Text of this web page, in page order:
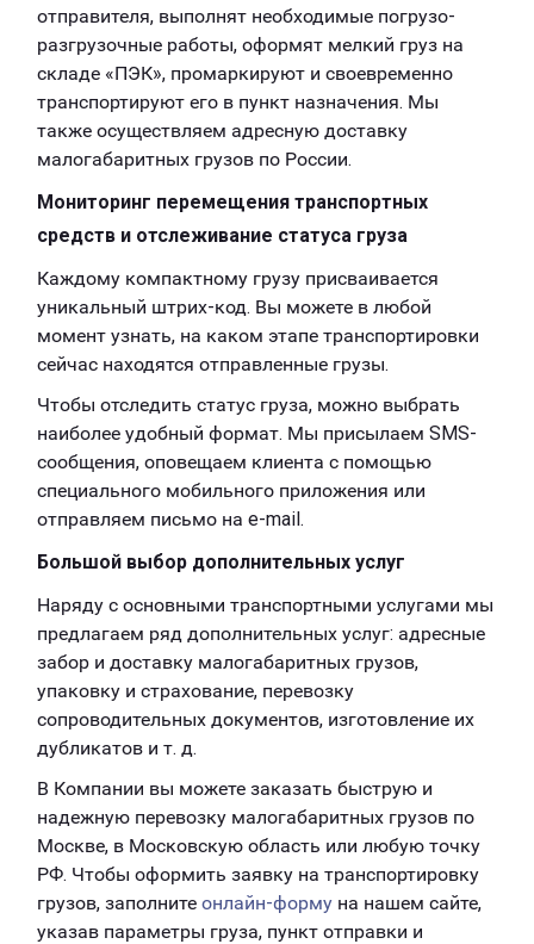
отправителя, выполнят необходимые погрузо-
разгрузочные работы, оформят мелкий груз на
складе «ПЭК», промаркируют и своевременно
транспортируют его в пункт назначения. Мы
также осуществляем адресную доставку
малогабаритных грузов по России.
Мониторинг перемещения транспортных
средств и отслеживание статуса груза
Каждому компактному грузу присваивается
уникальный штрих-код. Вы можете в любой
момент узнать, на каком этапе транспортировки
сейчас находятся отправленные грузы.
Чтобы отследить статус груза, можно выбрать
наиболее удобный формат. Мы присылаем SMS-
сообщения, оповещаем клиента с помощью
специального мобильного приложения или
отправляем письмо на e-mail.
Большой выбор дополнительных услуг
Наряду с основными транспортными услугами мы
предлагаем ряд дополнительных услуг: адресные
забор и доставку малогабаритных грузов,
упаковку и страхование, перевозку
сопроводительных документов, изготовление их
дубликатов и т. д.
В Компании вы можете заказать быструю и
надежную перевозку малогабаритных грузов по
Москве, в Московскую область или любую точку
РФ. Чтобы оформить заявку на транспортировку
грузов, заполните онлайн-форму на нашем сайте,
указав параметры груза, пункт отправки и